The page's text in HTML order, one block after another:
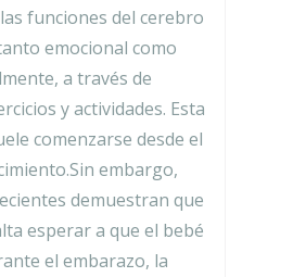
funciones del cerebro
emocional como
a través de
y actividades. Esta
comenzarse desde el
embargo,
demuestran que
esperar a que el bebé
el embarazo, la